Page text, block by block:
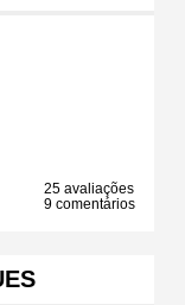
25 avaliações
9 comentários